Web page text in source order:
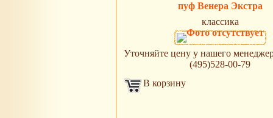
пуф Венера Экстра
классика
Уточняйте цену у нашего
(495)528-00-79
В корзину